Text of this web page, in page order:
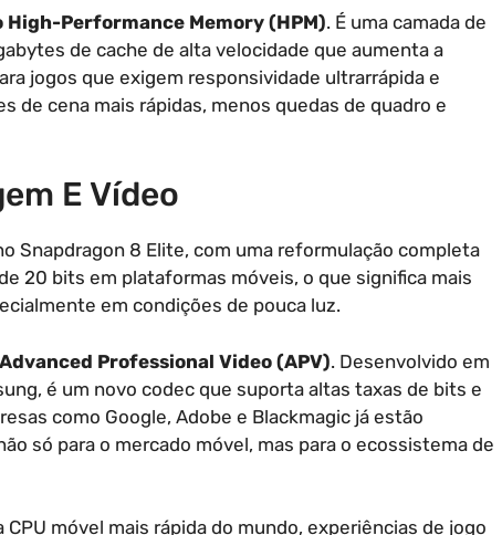
High-Performance Memory (HPM). É uma camada de
de cache de alta velocidade que aumenta a
jogos que exigem responsividade ultrarrápida e
de cena mais rápidas, menos quedas de quadro e
E Vídeo
Snapdragon 8 Elite, com uma reformulação completa
20 bits em plataformas móveis, o que significa mais
em condições de pouca luz.
Advanced Professional Video (APV). Desenvolvido em
é um novo codec que suporta altas taxas de bits e
como Google, Adobe e Blackmagic já estão
só para o mercado móvel, mas para o ecossistema de
móvel mais rápida do mundo, experiências de jogo